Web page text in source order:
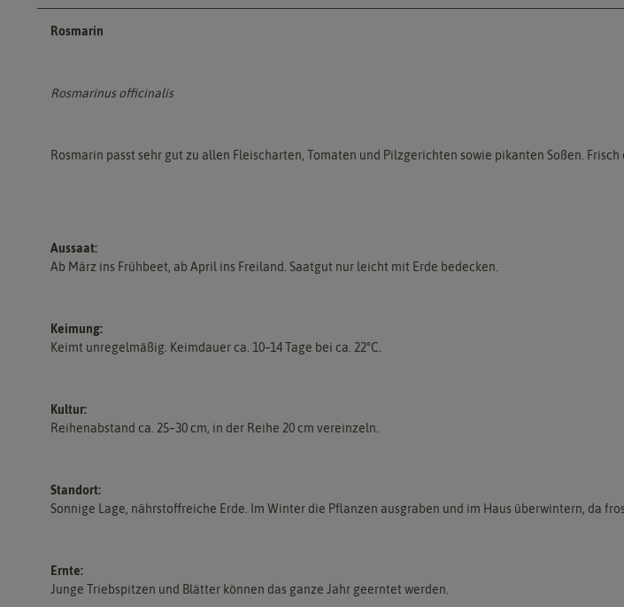
Rosmarin
Rosmarinus officinalis
Rosmarin passt sehr gut zu allen Fleischarten, Tomaten und Pilzgerichten sowie pikanten Soßen.
Aussaat:
Ab März ins Frühbeet, ab April ins Freiland. Saatgut nur leicht mit Erde bedecken.
Keimung:
Keimt unregelmäßig. Keimdauer ca. 10–14 Tage bei ca. 22°C.
Kultur:
Reihenabstand ca. 25–30 cm, in der Reihe 20 cm vereinzeln.
Standort:
Sonnige Lage, nährstoffreiche Erde. Im Winter die Pflanzen ausgraben und im Haus überwintern, da
Ernte:
Junge Triebspitzen und Blätter können das ganze Jahr geerntet werden.